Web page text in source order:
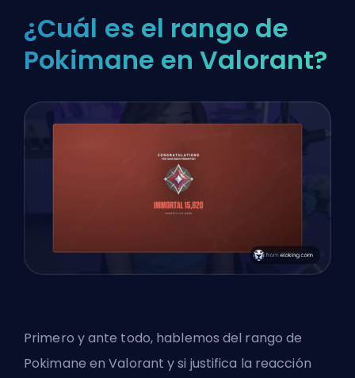
¿Cuál es el rango de
Pokimane en Valorant?
Primero y ante todo, hablemos del rango de
Pokimane en Valorant y si justifica la reacción